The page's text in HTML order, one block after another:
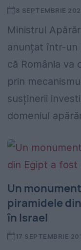
8 SEPTEMBRIE
Ministrul
anunțat într-un
că România va
prin
susținerii
domeniul
Un
piramidele
în Israel
17 SEPTEMBRIE